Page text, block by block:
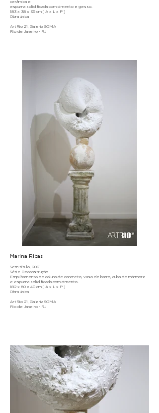
cerâmica e
espuma solidificada com cimento e gesso.
183 x 38 x 35 cm [ A x L x P ]
Obra única
ArtRio 21, Galeria SOMA
Rio de Janeiro - RJ
Marina Ribas
Sem título, 2021
Série Deconstrução
Empilhamento de coluna de concreto, vaso de barro, cuba de mármore
e espuma solidificada com cimento.
182 x 60 x 40 cm [ A x L x P ]
Obra única
ArtRio 21, Galeria SOMA
Rio de Janeiro - RJ